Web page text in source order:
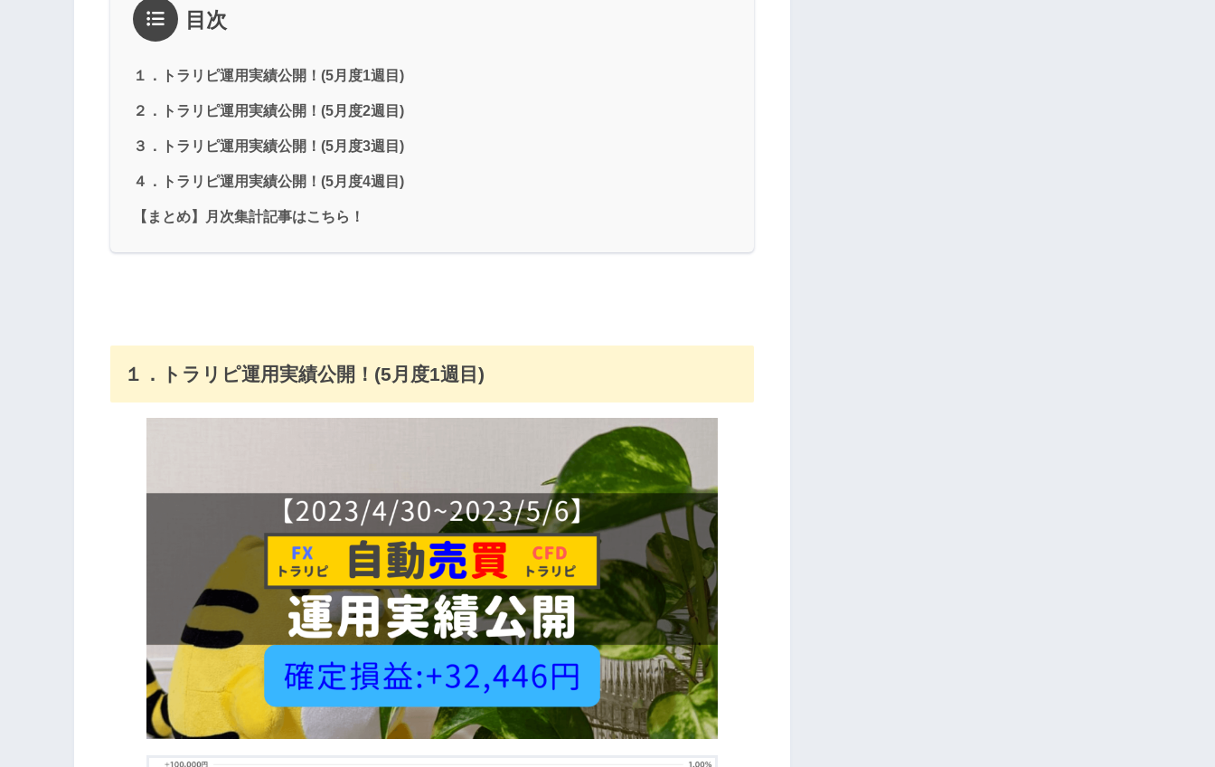
目次
１．トラリピ運用実績公開！(5月度1週目)
２．トラリピ運用実績公開！(5月度2週目)
３．トラリピ運用実績公開！(5月度3週目)
４．トラリピ運用実績公開！(5月度4週目)
【まとめ】月次集計記事はこちら！
１．トラリピ運用実績公開！(5月度1週目)